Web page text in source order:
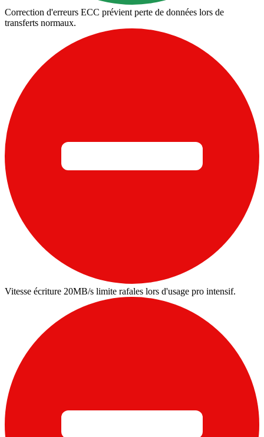
Correction d'erreurs ECC prévient perte de données lors de
transferts normaux.
Vitesse écriture 20MB/s limite rafales lors d'usage pro intensif.